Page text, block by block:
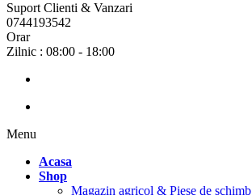
Suport Clienti & Vanzari
0744193542
Orar
Zilnic : 08:00 - 18:00
Menu
Acasa
Shop
Magazin agricol & Piese de schimb